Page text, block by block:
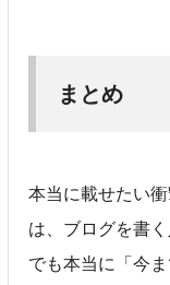
まとめ
本当に載せたい
は、ブログを書
でも本当に「今